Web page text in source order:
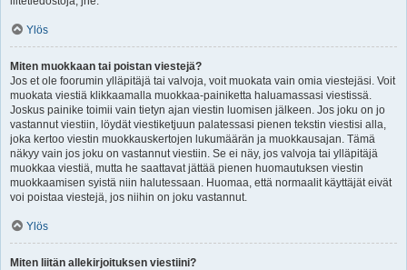
Ylös
Miten muokkaan tai poistan viestejä?
Jos et ole foorumin ylläpitäjä tai valvoja, voit muokata vain omia viestejäsi. Voit
muokata viestiä klikkaamalla muokkaa-painiketta haluamassasi viestissä.
Joskus painike toimii vain tietyn ajan viestin luomisen jälkeen. Jos joku on jo
vastannut viestiin, löydät viestiketjuun palatessasi pienen tekstin viestisi alla,
joka kertoo viestin muokkauskertojen lukumäärän ja muokkausajan. Tämä
näkyy vain jos joku on vastannut viestiin. Se ei näy, jos valvoja tai ylläpitäjä
muokkaa viestiä, mutta he saattavat jättää pienen huomautuksen viestin
muokkaamisen syistä niin halutessaan. Huomaa, että normaalit käyttäjät eivät
voi poistaa viestejä, jos niihin on joku vastannut.
Ylös
Miten liitän allekirjoituksen viestiini?